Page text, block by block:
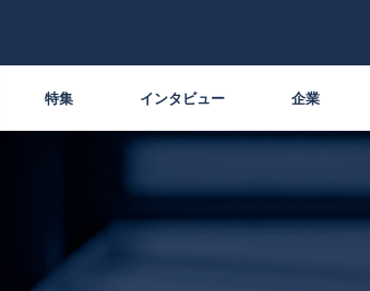
特集 インタビュー 企業